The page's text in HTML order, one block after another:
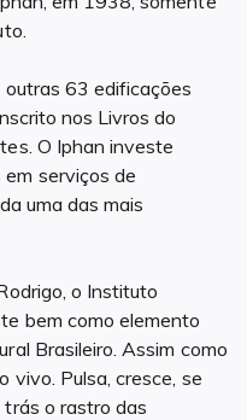
63 edificações
nos Livros do
O Iphan investe
serviços de
uma das mais
o Instituto
bem como elemento
Brasileiro. Assim como
vivo. Pulsa, cresce, se
o rastro das